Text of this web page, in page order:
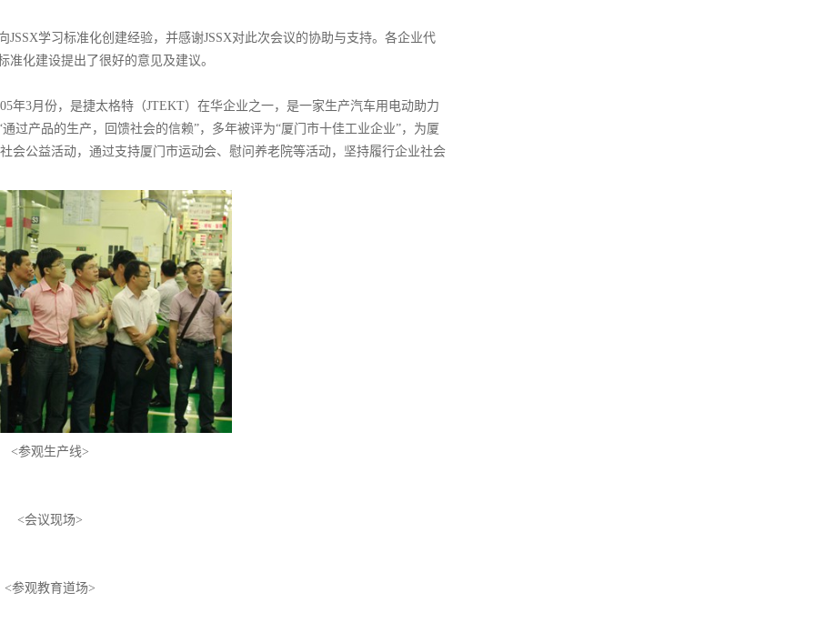
学习标准化创建经验，并感谢JSSX对此次会议的协助与支持。各企业代
化建设提出了很好的意见及建议。
年3月份，是捷太格特（JTEKT）在华企业之一，是一家生产汽车用电动助力
过产品的生产，回馈社会的信赖”，多年被评为“厦门市十佳工业企业”，为厦
会公益活动，通过支持厦门市运动会、慰问养老院等活动，坚持履行企业社会
<参观生产线>
<会议现场>
<参观教育道场>